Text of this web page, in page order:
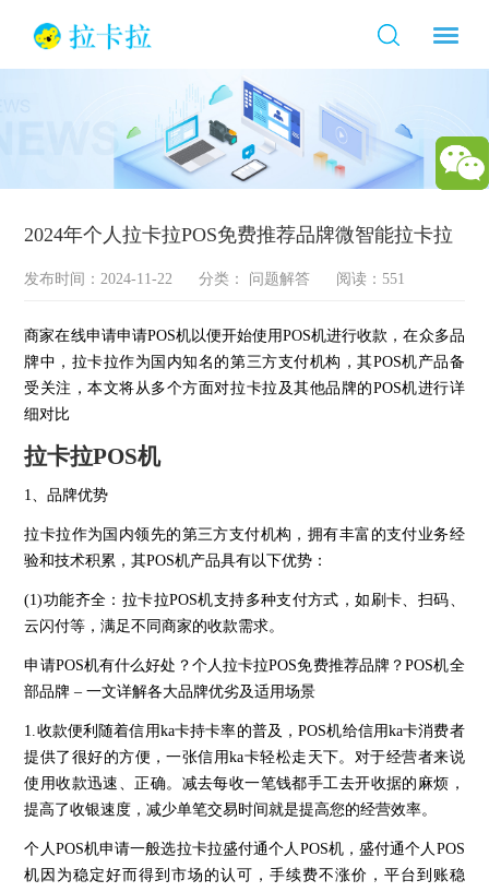
2024年个人拉卡拉POS免费推荐品牌微智能拉卡拉
发布时间：2024-11-22 分类： 问题解答 阅读：551
商家在线申请申请POS机以便开始使用POS机进行收款，在众多品
牌中，拉卡拉作为国内知名的第三方支付机构，其POS机产品备
受关注，本文将从多个方面对拉卡拉及其他品牌的POS机进行详
细对比
拉卡拉POS机
1、品牌优势
拉卡拉作为国内领先的第三方支付机构，拥有丰富的支付业务经
验和技术积累，其POS机产品具有以下优势：
(1)功能齐全：拉卡拉POS机支持多种支付方式，如刷卡、扫码、
云闪付等，满足不同商家的收款需求。
申请POS机有什么好处？个人拉卡拉POS免费推荐品牌？POS机全
部品牌 – 一文详解各大品牌优劣及适用场景
1.收款便利随着信用ka卡持卡率的普及，POS机给信用ka卡消费者
提供了很好的方便，一张信用ka卡轻松走天下。对于经营者来说
使用收款迅速、正确。减去每收一笔钱都手工去开收据的麻烦，
提高了收银速度，减少单笔交易时间就是提高您的经营效率。
个人POS机申请一般选拉卡拉盛付通个人POS机，盛付通个人POS
机因为稳定好而得到市场的认可，手续费不涨价，平台到账稳